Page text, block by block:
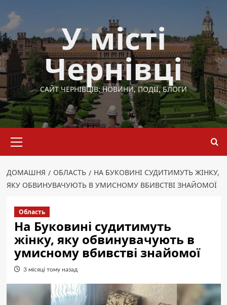
до
вмісту
У місті
Чернівці
САЙТ ЧЕРНІВЦІВ: НОВИНИ, ПОДІЇ, БЛОГИ
меню
ДОМАШНЯ ОБЛАСТЬ
НА БУКОВИНІ СУДИТИМУТЬ ЖІНКУ,
ЯКУ ОБВИНУВАЧУЮТЬ В УМИСНОМУ ВБИВСТВІ ЗНАЙОМОЇ
Область
На Буковині судитимуть
жінку, яку обвинувачують в
умисному вбивстві знайомої
3 місяці тому назад